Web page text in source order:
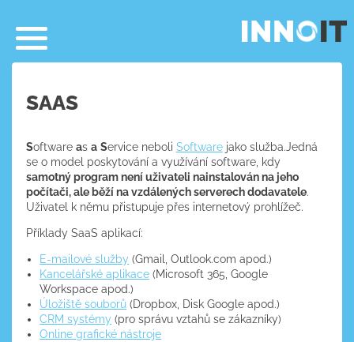
SAAS
Software as a Service neboli Softwarejako služba.Jedná
se o model poskytování a využívání software, kdy
samotný program není uživateli nainstalován na jeho
počítači, ale běží na vzdálených serverech dodavatele.
Uživatel k němu přistupuje přes internetový prohlížeč.
Příklady SaaS aplikací:
E-mailové služby (Gmail, Outlook.com apod.)
Kancelářské aplikace (Microsoft 365, Google
Workspace apod.)
Úložiště souborů (Dropbox, Disk Google apod.)
CRM systémy (pro správu vztahů se zákazníky)
Online grafické nástroje